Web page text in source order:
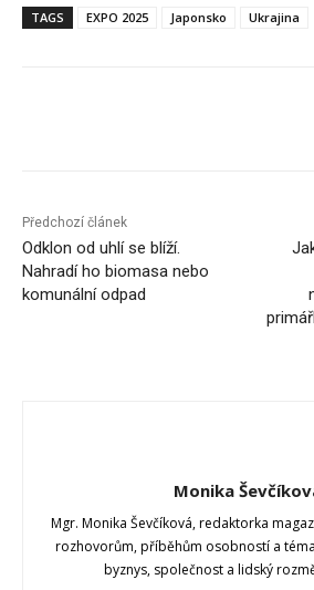
TAGS EXPO 2025 Japonsko Ukrajina
Předchozí článek
Odklon od uhlí se blíží.
Nahradí ho biomasa nebo
komunální odpad
Monika
Mgr. Monika Ševčíková, redaktorka
rozhovorům, příběhům osobností a
byznys, společnost a lidský